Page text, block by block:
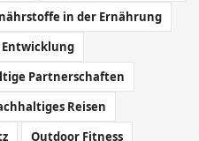
in der Ernährung
Partnerschaften
Reisen
Outdoor Fitness